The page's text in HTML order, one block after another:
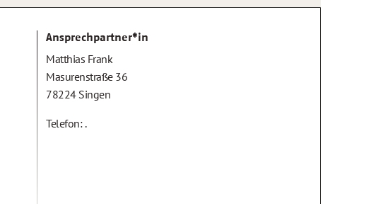
Ansprechpartner*in
Matthias Frank
Masurenstraße 36
78224 Singen
Telefon: .